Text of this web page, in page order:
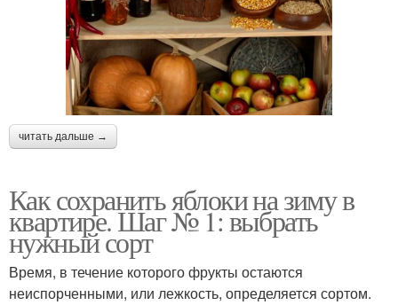
читать дальше →
Как сохранить яблоки на зиму в
квартире. Шаг № 1: выбрать
нужный сорт
Время, в течение которого фрукты остаются
неиспорченными, или лежкость, определяется сортом.